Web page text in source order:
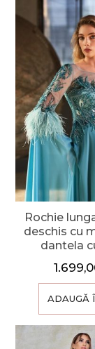
Rochie
deschis cu
dantela
ADAUGĂ